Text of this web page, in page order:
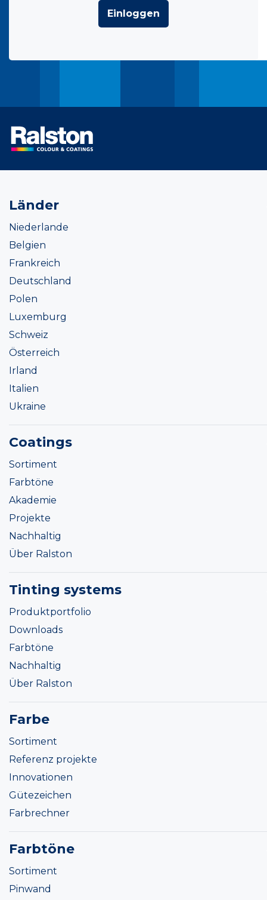
Einloggen
Länder
Niederlande
Belgien
Frankreich
Deutschland
Polen
Luxemburg
Schweiz
Österreich
Irland
Italien
Ukraine
Coatings
Sortiment
Farbtöne
Akademie
Projekte
Nachhaltig
Über Ralston
Tinting systems
Produktportfolio
Downloads
Farbtöne
Nachhaltig
Über Ralston
Farbe
Sortiment
Referenz projekte
Innovationen
Gütezeichen
Farbrechner
Farbtöne
Sortiment
Pinwand